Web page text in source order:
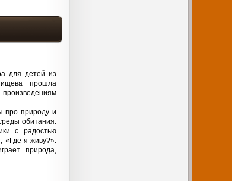
для детей из
прошла
про природу и
обитания.
с радостью
«Где я живу?».
природа,